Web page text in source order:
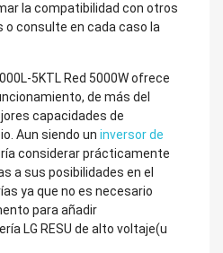
la compatibilidad con otros
consulte en cada caso la
5KTL Red 5000W ofrece
de más del
capacidades de
Aun siendo un inversor de
considerar prácticamente
a sus posibilidades en el
ya que no es necesario
para añadir
LG RESU de alto voltaje(u